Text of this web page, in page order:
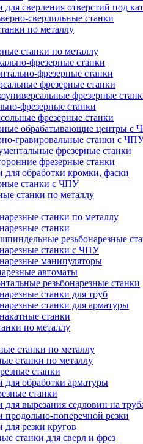
для сверления отверстий под
сверлильные станки
по металлу
станки по металлу
фрезерные станки
фрезерные станки
фрезерные станки
фрезерные
фрезерные станки
фрезерные станки
обрабатывающие центры с
гравировальные станки с
фрезерные станки
фрезерные станки
для обработки кромки, фаски
станки с ЧПУ
станки по металлу
станки по металлу
станки
резьбонарезные
станки с ЧПУ
манипуляторы
автоматы
резьбонарезные станки
станки для труб
станки для арматуры
станки
по металлу
станки по металлу
станки по металлу
станки
для обработки арматуры
станки
для вырезания седловин на
продольно-поперечной резки
для резки кругов
станки для сверл и фрез